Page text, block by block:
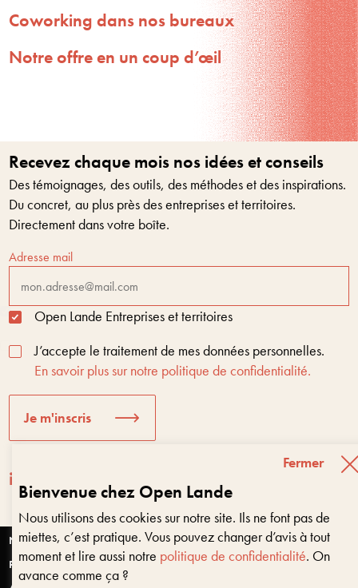
Nous vous aidons à être encore là dans 10 ans
?
Coworking dans nos bureaux
Notre offre en un coup d’œil
Recevez chaque mois nos idées et conseils
Des témoignages, des outils, des méthodes et des inspirations.
Du concret, au plus près des entreprises et territoires.
Directement dans votre boîte.
Adresse mail
Open Lande Entreprises et territoires
J’accepte le traitement de mes données personnelles.
En savoir plus sur notre politique de confidentialité.
Je m'inscris
Nantes
Paris
Bienvenue chez Open Lande
Fermer
Nous utilisons des cookies sur notre site. Ils ne font pas de
miettes, c’est pratique. Vous pouvez changer d’avis à tout
moment et lire aussi notre politique de confidentialité. On
avance comme ça ?